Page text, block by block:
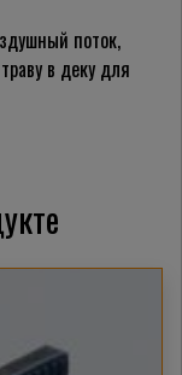
поток,
в деку для